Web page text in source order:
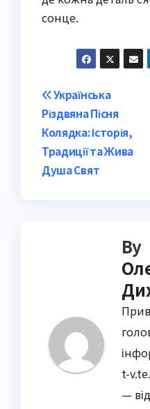
сонце.
Post
navigation
Українська
Різдвяна Пісня
Колядка: Історія,
Традиції та Жива
Душа Свят
By
t-
—